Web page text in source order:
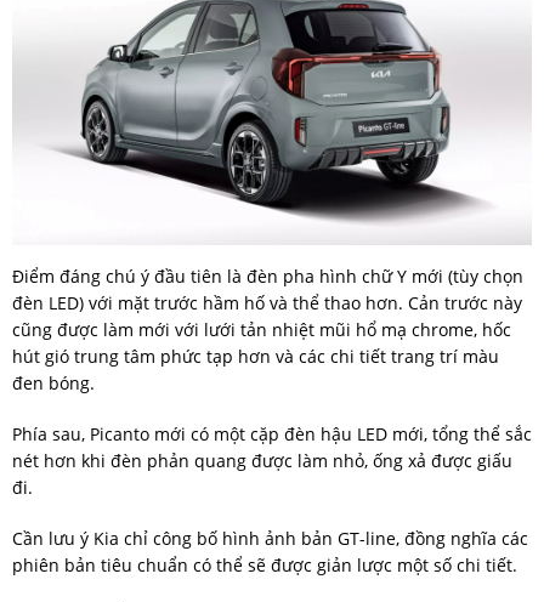
Điểm đáng chú ý đầu tiên là đèn pha hình chữ Y mới (tùy chọn
đèn LED) với mặt trước hầm hố và thể thao hơn. Cản trước này
cũng được làm mới với lưới tản nhiệt mũi hổ mạ chrome, hốc
hút gió trung tâm phức tạp hơn và các chi tiết trang trí màu
đen bóng.
Phía sau, Picanto mới có một cặp đèn hậu LED mới, tổng thể sắc
nét hơn khi đèn phản quang được làm nhỏ, ống xả được giấu
đi.
Cần lưu ý Kia chỉ công bố hình ảnh bản GT-line, đồng nghĩa các
phiên bản tiêu chuẩn có thể sẽ được giản lược một số chi tiết.